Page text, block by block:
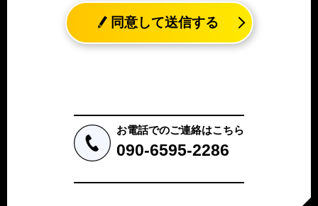
れる生存する個人に関する情報であって、氏名、生年月日
その他の記述等により特定の個人を識別することができる
情報（個人識別情報）を指します。
しません。
a.応募者等からのお問い合わせに対応・管理するため
b.本ウェブサイトにおけるサービスの提供・運用のため
同意して送信する
お電話でのご連絡はこちら
090-6595-2286